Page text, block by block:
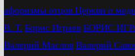
афоризмы отцов Церкви о
В. Т. Бориc Играев БОРИС
Валерий Маслов Валерий